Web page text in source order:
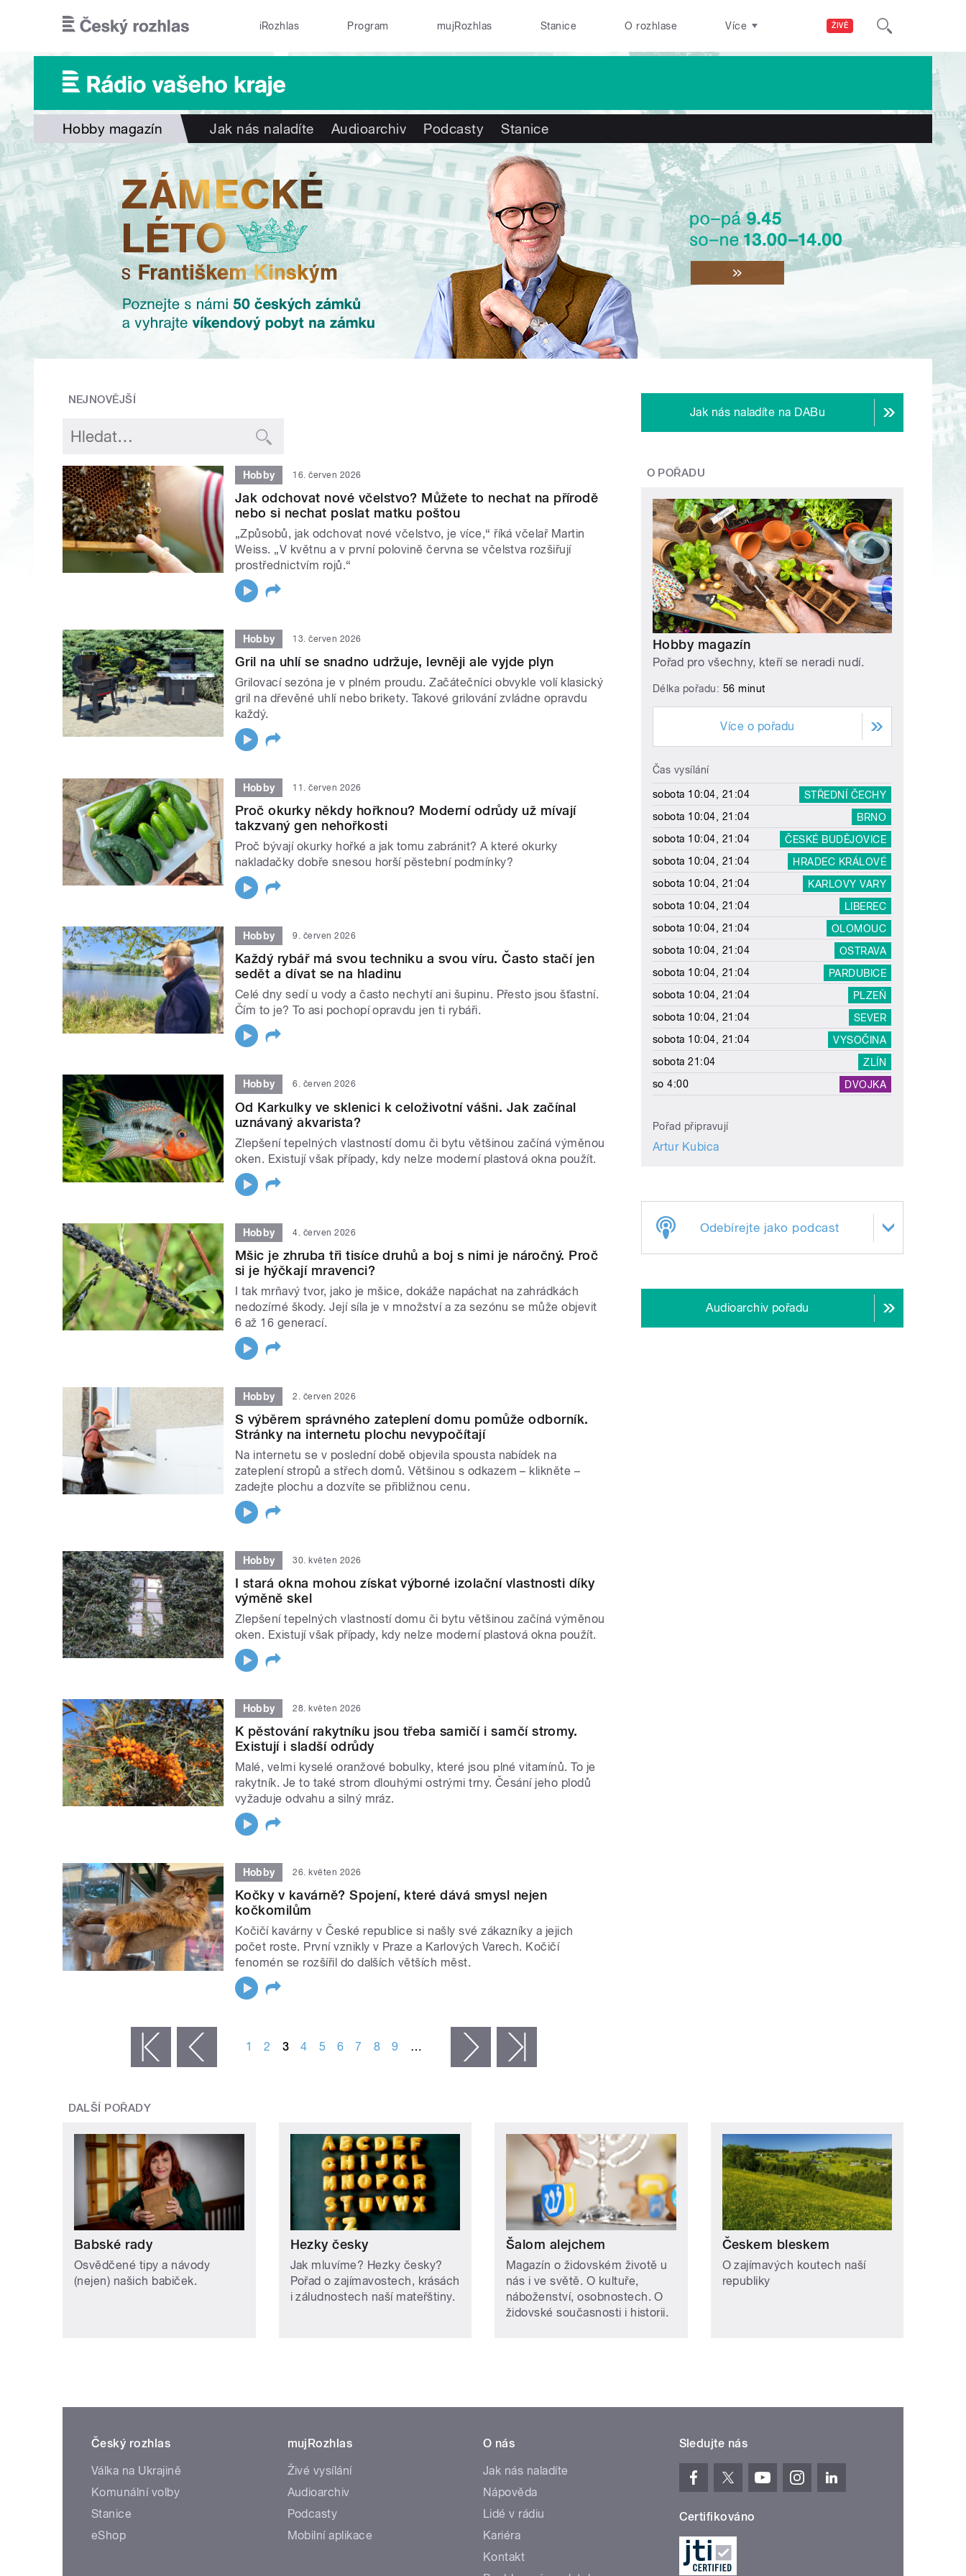
ŽIVĚ
iRozhlas Program mujRozhlas Stanice O rozhlase Více
Hobby magazín Jak nás naladíte Audioarchiv Podcasty Stanice
NEJNOVĚJŠÍ
Hobby 16. červen 2026
Jak odchovat nové včelstvo? Můžete to nechat na přírodě
nebo si nechat poslat matku poštou
„Způsobů, jak odchovat nové včelstvo, je více,“ říká včelař Martin
Weiss. „V květnu a v první polovině června se včelstva rozšiřují
prostřednictvím rojů.“
Hobby 13. červen 2026
Gril na uhlí se snadno udržuje, levněji ale vyjde plyn
Grilovací sezóna je v plném proudu. Začátečníci obvykle volí klasický
gril na dřevěné uhlí nebo brikety. Takové grilování zvládne opravdu
každý.
Hobby 11. červen 2026
Proč okurky někdy hořknou? Moderní odrůdy už mívají
takzvaný gen nehořkosti
Proč bývají okurky hořké a jak tomu zabránit? A které okurky
nakladačky dobře snesou horší pěstební podmínky?
Hobby 9. červen 2026
Každý rybář má svou techniku a svou víru. Často stačí jen
sedět a dívat se na hladinu
Celé dny sedí u vody a často nechytí ani šupinu. Přesto jsou šťastní.
Čím to je? To asi pochopí opravdu jen ti rybáři.
Hobby 6. červen 2026
Od Karkulky ve sklenici k celoživotní vášni. Jak začínal
uznávaný akvarista?
Zlepšení tepelných vlastností domu či bytu většinou začíná výměnou
oken. Existují však případy, kdy nelze moderní plastová okna použít.
Hobby 4. červen 2026
Mšic je zhruba tři tisíce druhů a boj s nimi je náročný. Proč
si je hýčkají mravenci?
I tak mrňavý tvor, jako je mšice, dokáže napáchat na zahrádkách
nedozírné škody. Její síla je v množství a za sezónu se může objevit
6 až 16 generací.
Hobby 2. červen 2026
S výběrem správného zateplení domu pomůže odborník.
Stránky na internetu plochu nevypočítají
Na internetu se v poslední době objevila spousta nabídek na
zateplení stropů a střech domů. Většinou s odkazem – klikněte –
zadejte plochu a dozvíte se přibližnou cenu.
Hobby 30. květen 2026
I stará okna mohou získat výborné izolační vlastnosti díky
výměně skel
Zlepšení tepelných vlastností domu či bytu většinou začíná výměnou
oken. Existují však případy, kdy nelze moderní plastová okna použít.
Hobby 28. květen 2026
K pěstování rakytníku jsou třeba samičí i samčí stromy.
Existují i sladší odrůdy
Malé, velmi kyselé oranžové bobulky, které jsou plné vitamínů. To je
rakytník. Je to také strom dlouhými ostrými trny. Česání jeho plodů
vyžaduje odvahu a silný mráz.
Hobby 26. květen 2026
Kočky v kavárně? Spojení, které dává smysl nejen
kočkomilům
Kočičí kavárny v České republice si našly své zákazníky a jejich
počet roste. První vznikly v Praze a Karlových Varech. Kočičí
fenomén se rozšířil do dalších větších měst.
‹ předchozí 1 2 3 4 5 6 7 8 9 … následující ›
Jak nás naladíte na DABu
O POŘADU
Hobby magazín
Pořad pro všechny, kteří se neradi nudí.
Délka pořadu: 56 minut
Více o pořadu
Čas vysílání
sobota 10:04, 21:04
STŘEDNÍ ČECHY
sobota 10:04, 21:04
BRNO
sobota 10:04, 21:04
ČESKÉ BUDĚJOVICE
sobota 10:04, 21:04
HRADEC KRÁLOVÉ
sobota 10:04, 21:04
KARLOVY VARY
sobota 10:04, 21:04
LIBEREC
sobota 10:04, 21:04
OLOMOUC
sobota 10:04, 21:04
OSTRAVA
sobota 10:04, 21:04
PARDUBICE
sobota 10:04, 21:04
PLZEŇ
sobota 10:04, 21:04
SEVER
sobota 10:04, 21:04
VYSOČINA
sobota 21:04
ZLÍN
so 4:00
DVOJKA
Pořad připravují
Artur Kubica
Odebírejte jako podcast
Audioarchiv pořadu
DALŠÍ POŘADY
Babské rady
Osvědčené tipy a návody
(nejen) našich babiček.
Hezky česky
Jak mluvíme? Hezky česky?
Pořad o zajímavostech, krásách
i záludnostech naší mateřštiny.
Šalom alejchem
Magazín o židovském životě u
nás i ve světě. O kultuře,
náboženství, osobnostech. O
židovské současnosti i historii.
Českem bleskem
O zajímavých koutech naší
republiky
Český rozhlas
Válka na Ukrajině
Komunální volby
Stanice
eShop
mujRozhlas
Živé vysílání
Audioarchiv
Podcasty
Mobilní aplikace
O nás
Jak nás naladíte
Nápověda
Lidé v rádiu
Kariéra
Kontakt
Sledujte nás
Certifikováno